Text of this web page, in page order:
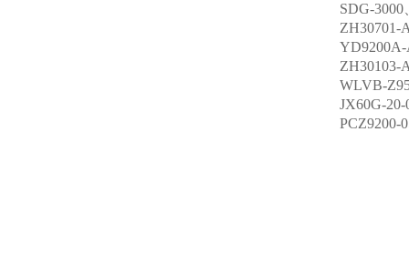
SDG-
ZH30701-
YD9200A-
ZH30103-
WLVB-
JX60G-
PCZ9200-